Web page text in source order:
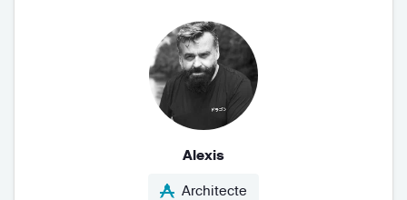
Alexis
Architecte